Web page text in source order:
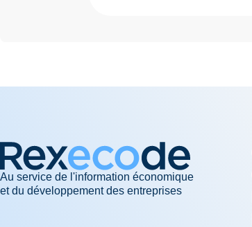
Au service de l'information économique
et du développement des entreprises